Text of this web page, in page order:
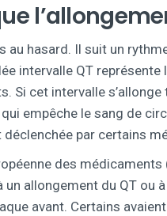
au hasard. Il suit un
intervalle QT
Si cet intervalle
empêche le sang de
par certains
des
allongement du QT ou
avant. Certains